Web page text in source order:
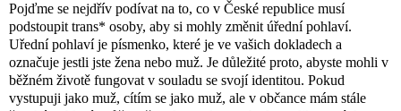
Pojďme se nejdřív podívat na to, co v České republice musí
podstoupit trans* osoby, aby si mohly změnit úřední pohlaví.
Uřední pohlaví je písmenko, které je ve vašich dokladech a
označuje jestli jste žena nebo muž. Je důležité proto, abyste mohli v
běžném životě fungovat v souladu se svojí identitou. Pokud
vystupuji jako muž, cítím se jako muž, ale v občance mám stále